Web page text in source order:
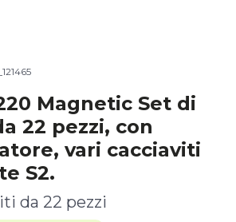
Magnetic Set di
22 pezzi, con
vari cacciaviti
S2.
da 22 pezzi